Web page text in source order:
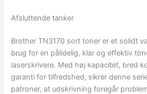
Afsluttende tanker
Brother TN3170 sort toner er et solidt
brug for en pålidelig, klar og effektiv
laserskrivere. Med høj kapacitet, bred
garanti for tilfredshed, sikrer denne
patroner, at udskrivning foregår